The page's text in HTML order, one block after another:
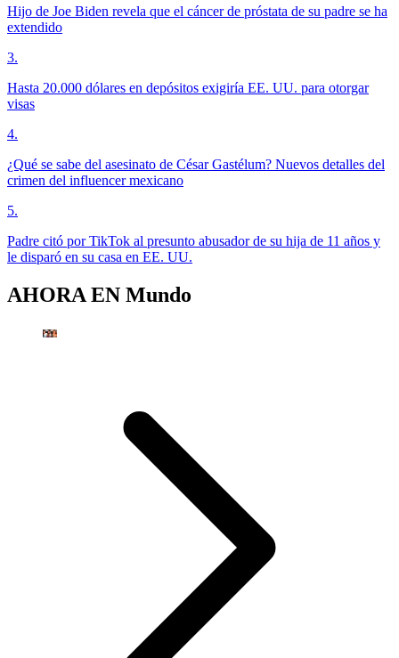
Hijo de Joe Biden revela que el cáncer de próstata de su padre se ha
extendido
3.
Hasta 20.000 dólares en depósitos exigiría EE. UU. para otorgar
visas
4.
¿Qué se sabe del asesinato de César Gastélum? Nuevos detalles del
crimen del influencer mexicano
5.
Padre citó por TikTok al presunto abusador de su hija de 11 años y
le disparó en su casa en EE. UU.
AHORA EN Mundo